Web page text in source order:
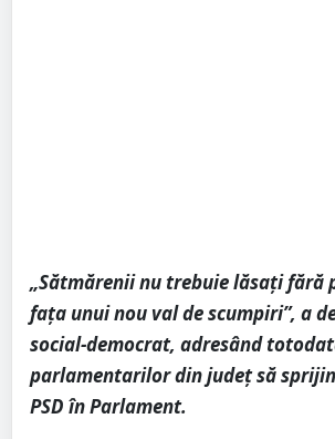
„Sătmărenii nu trebuie lăsați fără
fața unui nou val de scumpiri”, a
social-democrat, adresând
parlamentarilor din județ să
PSD în Parlament.